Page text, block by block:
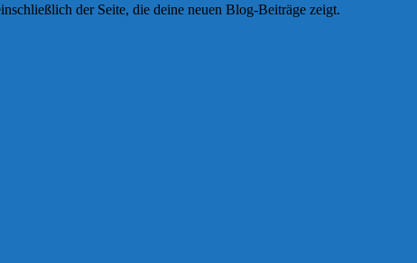
der Seite, die deine neuen Blog-Beiträge zeigt.